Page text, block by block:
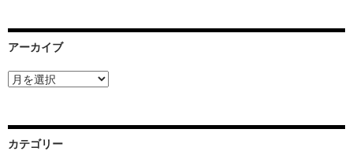
アーカイブ
ア
ー
ブ
カテゴリー